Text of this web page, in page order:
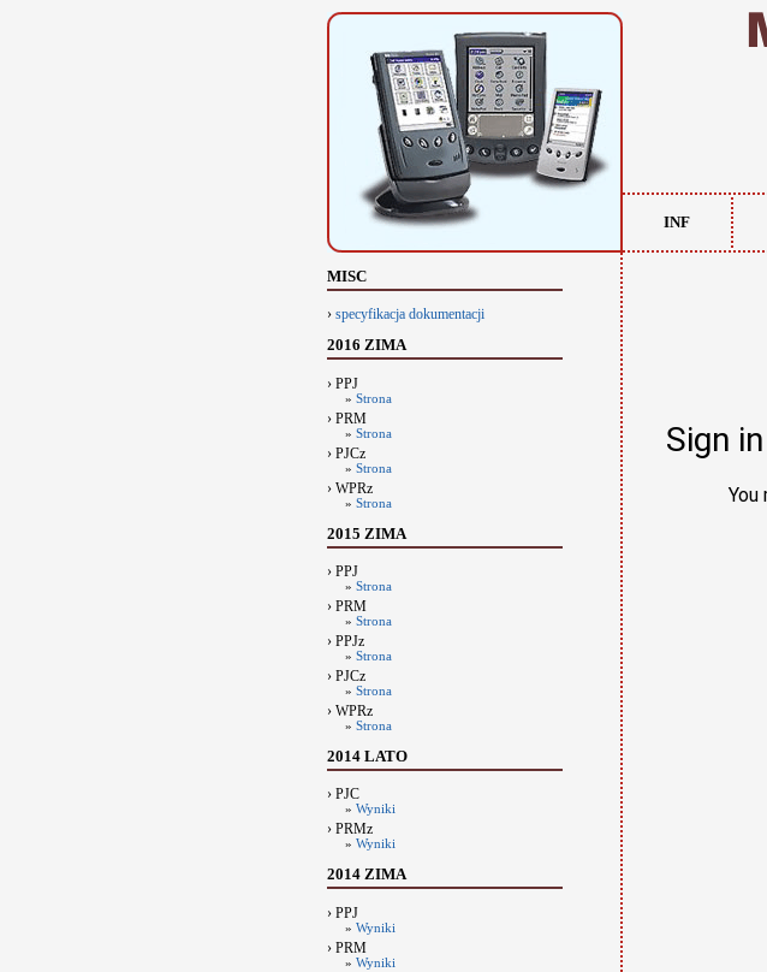
INF
MISC
› specyfikacja dokumentacji
2016 ZIMA
› PPJ
» Strona
› PRM
» Strona
› PJCz
» Strona
› WPRz
» Strona
2015 ZIMA
› PPJ
» Strona
› PRM
» Strona
› PPJz
» Strona
› PJCz
» Strona
› WPRz
» Strona
2014 LATO
› PJC
» Wyniki
› PRMz
» Wyniki
2014 ZIMA
› PPJ
» Wyniki
› PRM
» Wyniki